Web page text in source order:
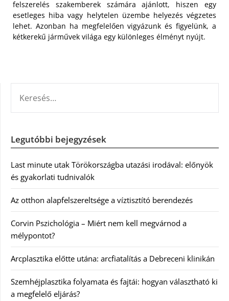
felszerelés szakemberek számára ajánlott, hiszen egy
esetleges hiba vagy helytelen üzembe helyezés végzetes
lehet. Azonban ha megfelelően vigyázunk és figyelünk, a
kétkerekű járművek világa egy különleges élményt nyújt.
Legutóbbi bejegyzések
Last minute utak Törökországba utazási irodával: előnyök
és gyakorlati tudnivalók
Az otthon alapfelszereltsége a víztisztító berendezés
Corvin Pszichológia – Miért nem kell megvárnod a
mélypontot?
Arcplasztika előtte utána: arcfiatalítás a Debreceni klinikán
Szemhéjplasztika folyamata és fajtái: hogyan választható ki
a megfelelő eljárás?